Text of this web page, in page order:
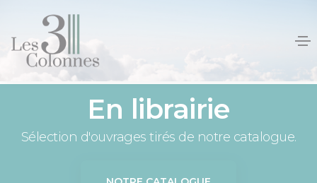
En librairie
Sélection d'ouvrages tirés de notre catalogue.